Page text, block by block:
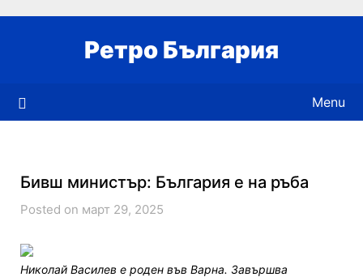
Ретро България
Menu
Бивш министър: България е на ръба
Posted on март 29, 2025
Николай Василев е роден във Варна. Завършва